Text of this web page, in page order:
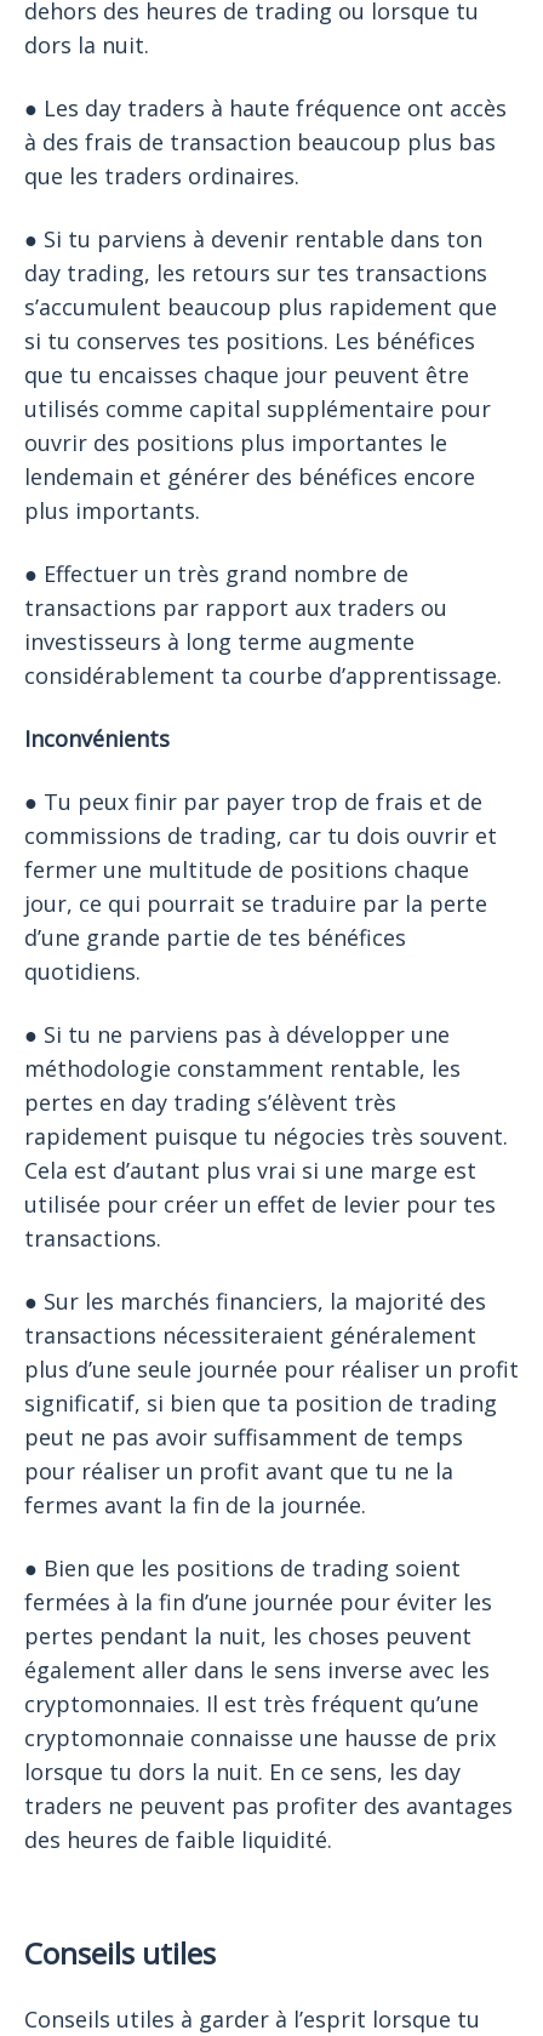
dehors des heures de trading ou lorsque tu
dors la nuit.
● Les day traders à haute fréquence ont accès
à des frais de transaction beaucoup plus bas
que les traders ordinaires.
● Si tu parviens à devenir rentable dans ton
day trading, les retours sur tes transactions
s’accumulent beaucoup plus rapidement que
si tu conserves tes positions. Les bénéfices
que tu encaisses chaque jour peuvent être
utilisés comme capital supplémentaire pour
ouvrir des positions plus importantes le
lendemain et générer des bénéfices encore
plus importants.
● Effectuer un très grand nombre de
transactions par rapport aux traders ou
investisseurs à long terme augmente
considérablement ta courbe d’apprentissage.
Inconvénients
● Tu peux finir par payer trop de frais et de
commissions de trading, car tu dois ouvrir et
fermer une multitude de positions chaque
jour, ce qui pourrait se traduire par la perte
d’une grande partie de tes bénéfices
quotidiens.
● Si tu ne parviens pas à développer une
méthodologie constamment rentable, les
pertes en day trading s’élèvent très
rapidement puisque tu négocies très souvent.
Cela est d’autant plus vrai si une marge est
utilisée pour créer un effet de levier pour tes
transactions.
● Sur les marchés financiers, la majorité des
transactions nécessiteraient généralement
plus d’une seule journée pour réaliser un profit
significatif, si bien que ta position de trading
peut ne pas avoir suffisamment de temps
pour réaliser un profit avant que tu ne la
fermes avant la fin de la journée.
● Bien que les positions de trading soient
fermées à la fin d’une journée pour éviter les
pertes pendant la nuit, les choses peuvent
également aller dans le sens inverse avec les
cryptomonnaies. Il est très fréquent qu’une
cryptomonnaie connaisse une hausse de prix
lorsque tu dors la nuit. En ce sens, les day
traders ne peuvent pas profiter des avantages
des heures de faible liquidité.
Conseils utiles
Conseils utiles à garder à l’esprit lorsque tu